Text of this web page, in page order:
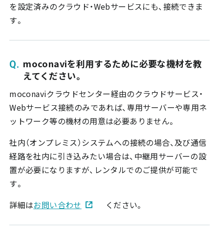
を設定済みのクラウド・Webサービスにも、接続できま
す。
moconaviを利用するために必要な機材を教
えてください。
moconaviクラウドセンター経由のクラウドサービス・
Webサービス接続のみであれば、専用サーバーや専用ネ
ットワーク等の機材の用意は必要ありません。
社内（オンプレミス）システムへの接続の場合、及び通信
経路を社内に引き込みたい場合は、中継用サーバーの設
置が必要になりますが、レンタルでのご提供が可能で
す。
詳細はお問い合わせ ください。